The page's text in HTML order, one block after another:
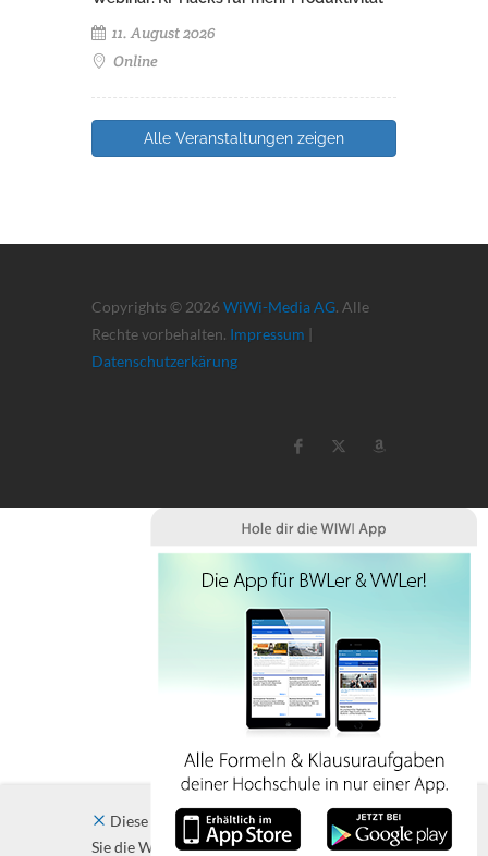
11. August 2026
Online
Alle Veranstaltungen zeigen
Copyrights © 2026 WiWi-Media AG. Alle
Rechte vorbehalten. Impressum |
Datenschutzerkärung
Diese Website verwendet Cookies. Indem
Sie die Website und ihre Angebote nutzen